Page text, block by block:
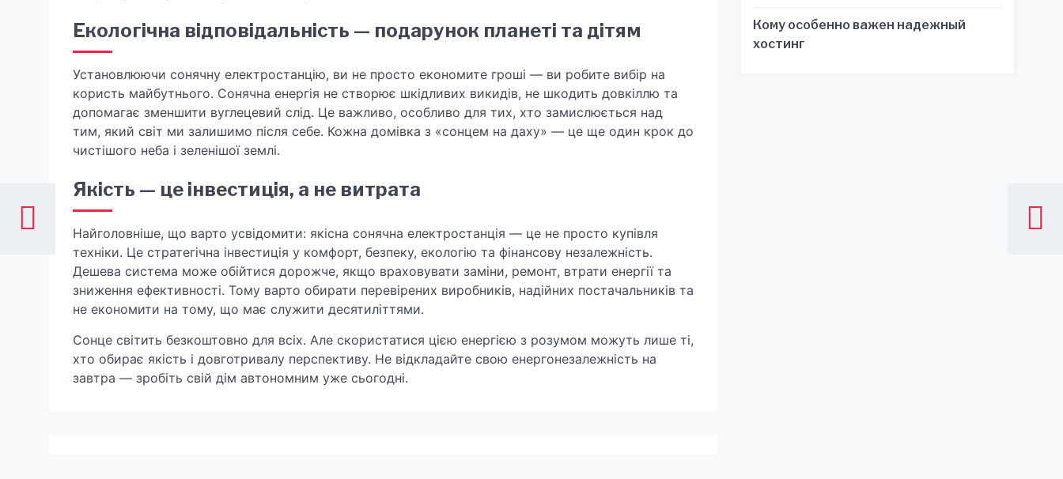
Екологічна відповідальність — подарунок планеті та дітям
Установлюючи сонячну електростанцію, ви не просто економите гроші — ви робите вибір на
користь майбутнього. Сонячна енергія не створює шкідливих викидів, не шкодить довкіллю та
допомагає зменшити вуглецевий слід. Це важливо, особливо для тих, хто замислюється над
тим, який світ ми залишимо після себе. Кожна домівка з «сонцем на даху» — це ще один крок до
чистішого неба і зеленішої землі.
Якість — це інвестиція, а не витрата
Найголовніше, що варто усвідомити: якісна сонячна електростанція — це не просто купівля
техніки. Це стратегічна інвестиція у комфорт, безпеку, екологію та фінансову незалежність.
Дешева система може обійтися дорожче, якщо враховувати заміни, ремонт, втрати енергії та
зниження ефективності. Тому варто обирати перевірених виробників, надійних постачальників та
не економити на тому, що має служити десятиліттями.
Сонце світить безкоштовно для всіх. Але скористатися цією енергією з розумом можуть лише ті,
хто обирає якість і довготривалу перспективу. Не відкладайте свою енергонезалежність на
завтра — зробіть свій дім автономним уже сьогодні.
Кому особенно важен надежный
хостинг